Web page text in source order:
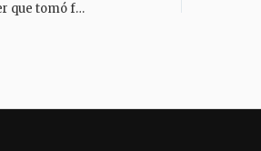
Se conocieron detalles de la mujer que tomó fatal decisión en el viaducto de Gualanday